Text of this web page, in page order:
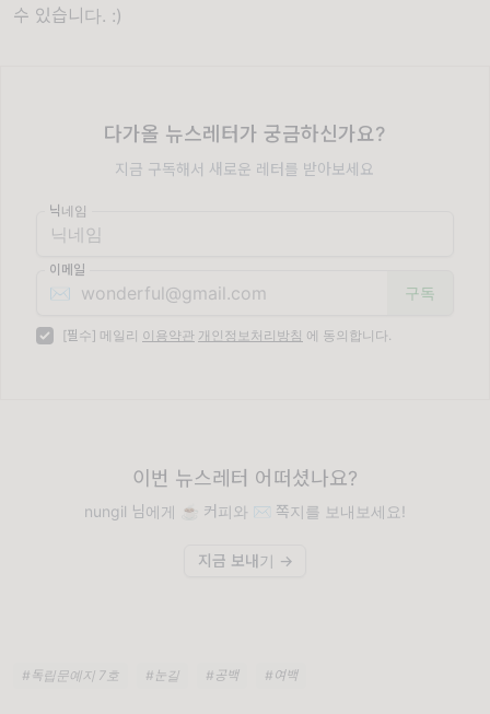
수 있습니다. :)
다가올 뉴스레터가 궁금하신가요?
지금 구독해서 새로운 레터를 받아보세요
닉네임
이메일
✉️
[필수] 메일리 이용약관 개인정보처리방침 에 동의합니다.
이번 뉴스레터 어떠셨나요?
nungil 님에게 ☕️ 커피와 ✉️ 쪽지를 보내보세요!
지금 보내기 →
#독립문예지 7호 #눈길 #공백 #여백